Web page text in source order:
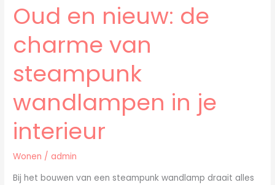
Oud en nieuw: de
charme van
steampunk
wandlampen in je
interieur
Wonen / admin
Bij het bouwen van een steampunk wandlamp draait alles